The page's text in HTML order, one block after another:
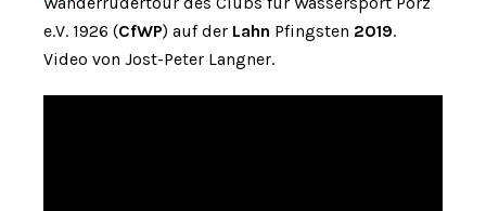
e.V. 1926 (CfWP) auf der Lahn Pfingsten 2019.
Video von Jost-Peter Langner.